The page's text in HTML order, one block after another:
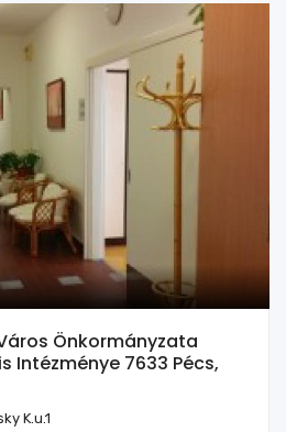
Önkormányzata
Intézménye 7633 Pécs,
K.u.1